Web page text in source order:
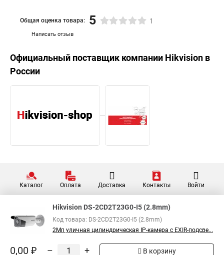
Написать отзыв
Общая оценка товара: 5 1
Официальный поставщик компании Hikvision в
России
Каталог Оплата Доставка Контакты Войти
Hikvision DS-2CD2T23G0-I5 (2.8mm)
Код товара: DS-2CD2T23G0-I5 (2.8mm)
2Мп уличная цилиндрическая IP-камера с EXIR-подсве...
0,00 ₽ – + В корзину